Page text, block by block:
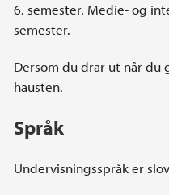
6. semester. Medie- og
semester.
Dersom du drar ut når du
hausten.
Språk
Undervisningsspråk er